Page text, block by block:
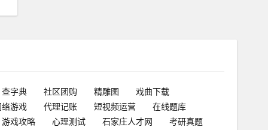
查字典 社区团购 精雕图
戏曲下载
络游戏 代理记账 短视频运营
在线题库
游戏攻略 心理测试 石家庄人才网
考研真题